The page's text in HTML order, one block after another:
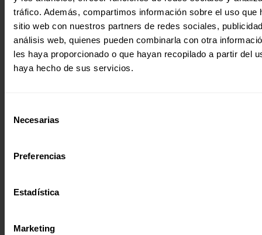
tráfico. Además, compartimos información sobre el uso que
sitio web con nuestros partners de redes sociales,
análisis web, quienes pueden combinarla con otra
les haya proporcionado o que hayan recopilado a partir del
haya hecho de sus servicios.
Necesarias
Preferencias
Estadística
Marketing
DINAMIZACIÓN DE LA ECONOMÍA LOCAL EN TRES
distrito de Yasy Cañy.…